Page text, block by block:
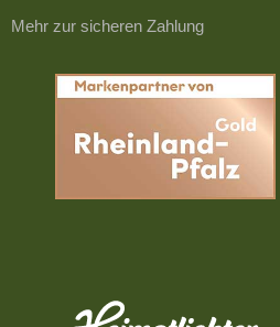
Mehr zur sicheren Zahlung